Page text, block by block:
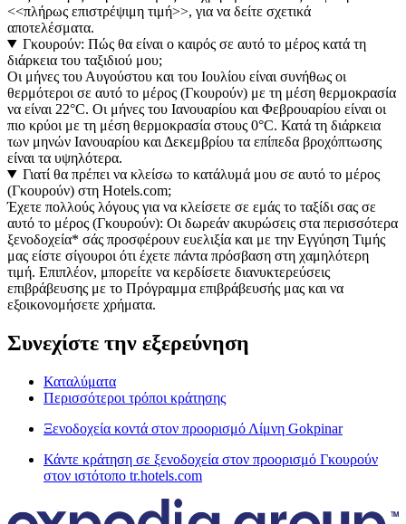
<<πλήρως επιστρέψιμη τιμή>>, για να δείτε σχετικά
αποτελέσματα.
Γκουρούν: Πώς θα είναι ο καιρός σε αυτό το μέρος κατά τη
διάρκεια του ταξιδιού μου;
Οι μήνες του Αυγούστου και του Ιουλίου είναι συνήθως οι
θερμότεροι σε αυτό το μέρος (Γκουρούν) με τη μέση θερμοκρασία
να είναι 22°C. Οι μήνες του Ιανουαρίου και Φεβρουαρίου είναι οι
πιο κρύοι με τη μέση θερμοκρασία στους 0°C. Κατά τη διάρκεια
των μηνών Ιανουαρίου και Δεκεμβρίου τα επίπεδα βροχόπτωσης
είναι τα υψηλότερα.
Γιατί θα πρέπει να κλείσω το κατάλυμά μου σε αυτό το μέρος
(Γκουρούν) στη Hotels.com;
Έχετε πολλούς λόγους για να κλείσετε σε εμάς το ταξίδι σας σε
αυτό το μέρος (Γκουρούν): Οι δωρεάν ακυρώσεις στα περισσότερα
ξενοδοχεία* σάς προσφέρουν ευελιξία και με την Εγγύηση Τιμής
μας είστε σίγουροι ότι έχετε πάντα πρόσβαση στη χαμηλότερη
τιμή. Επιπλέον, μπορείτε να κερδίσετε διανυκτερεύσεις
επιβράβευσης με το Πρόγραμμα επιβράβευσής μας και να
εξοικονομήσετε χρήματα.
Συνεχίστε την εξερεύνηση
Καταλύματα
Περισσότεροι τρόποι κράτησης
Ξενοδοχεία κοντά στον προορισμό Λίμνη Gokpinar
Κάντε κράτηση σε ξενοδοχεία στον προορισμό Γκουρούν
στον ιστότοπο tr.hotels.com